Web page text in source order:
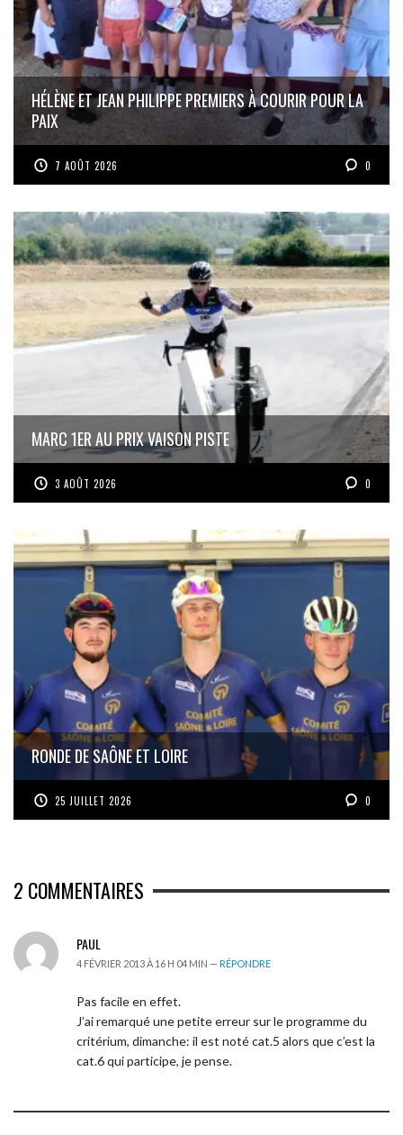
HÉLÈNE ET JEAN PHILIPPE PREMIERS À COURIR POUR LA
PAIX
7 AOÛT 2026 0
MARC 1ER AU PRIX VAISON PISTE
3 AOÛT 2026 0
RONDE DE SAÔNE ET LOIRE
25 JUILLET 2026 0
2 COMMENTAIRES
PAUL
4 FÉVRIER 2013 À 16 H 04 MIN — RÉPONDRE
Pas facile en effet.
J’ai remarqué une petite erreur sur le programme du
critérium, dimanche: il est noté cat.5 alors que c’est la
cat.6 qui participe, je pense.